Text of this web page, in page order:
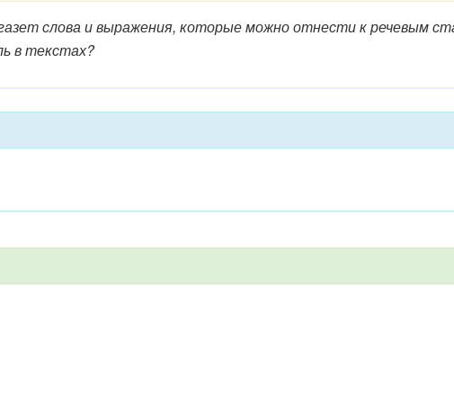
слова и выражения, которые можно отнести к речевым
в текстах?